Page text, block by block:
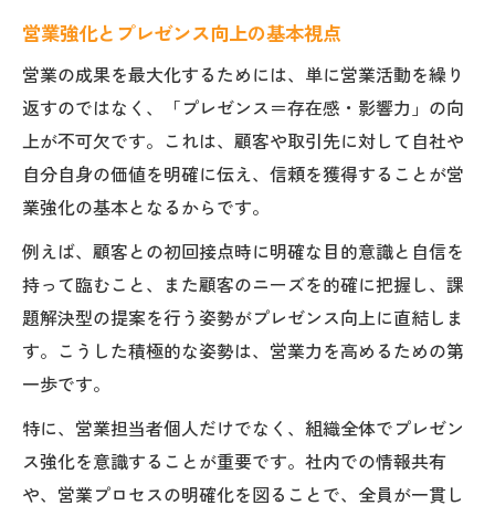
営業活動を支える強化施策の選び方
営業力を引き出す実践型トレーニング法
営業強化 戦略が成果創出に果たす役割
信頼を獲得する営業の影響力強化法
営業力 ある人 特徴から学ぶ信頼構築
営業で信頼を得る影響力強化の秘訣
営業活動で欠かせない信頼関係の築き方
営業マンが直面する課題と信頼向上策
営業の影響力を高める日々の実践法
営業組織の課題解決に役立つ具体策
営業マン 課題解決に効果的なアプローチ
営業組織の課題を乗り越える実践的手法
営業強化とプレゼンス向上の基本視点
営業の成果を最大化するためには、単に営業活動を繰り
返すのではなく、「プレゼンス＝存在感・影響力」の向
上が不可欠です。これは、顧客や取引先に対して自社や
自分自身の価値を明確に伝え、信頼を獲得することが営
業強化の基本となるからです。
例えば、顧客との初回接点時に明確な目的意識と自信を
持って臨むこと、また顧客のニーズを的確に把握し、課
題解決型の提案を行う姿勢がプレゼンス向上に直結しま
す。こうした積極的な姿勢は、営業力を高めるための第
一歩です。
特に、営業担当者個人だけでなく、組織全体でプレゼン
ス強化を意識することが重要です。社内での情報共有
や、営業プロセスの明確化を図ることで、全員が一貫し